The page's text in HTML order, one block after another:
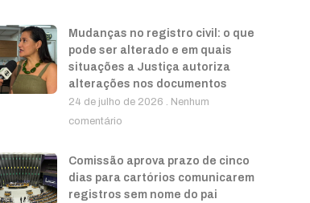
Mudanças no registro civil: o que
pode ser alterado e em quais
situações a Justiça autoriza
alterações nos documentos
24 de julho de 2026
Nenhum
comentário
Comissão aprova prazo de cinco
dias para cartórios comunicarem
registros sem nome do pai